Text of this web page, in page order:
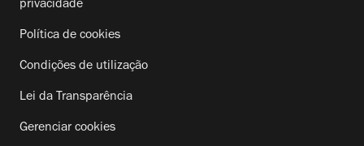
privacidade
Política de cookies
Condições de utilização
Lei da Transparência
Gerenciar cookies